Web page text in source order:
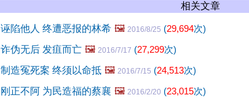
相关文章
诬陷他人 终遭恶报的林希 🖼️ 2016/8/25 (29,694次)
诈伪无后 发疽而亡 🖼️ 2016/7/17 (27,299次)
制造冤死案 终须以命抵 🖼️ 2016/7/15 (24,513次)
刚正不阿 为民造福的蔡襄 🖼️ 2016/2/20 (23,015次)